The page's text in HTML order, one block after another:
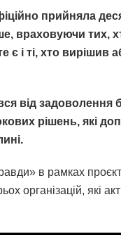
прийняла
враховуючи тих,
є і ті, хто
від задоволення
рішень, які
в рамках
організацій, які